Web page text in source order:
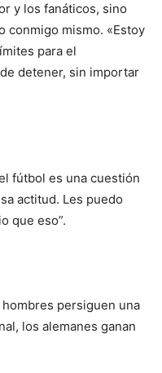
y los fanáticos, sino
conmigo mismo. «Estoy
para el
detener, sin importar
fútbol es una cuestión
actitud. Les puedo
que eso”.
persiguen una
los alemanes ganan